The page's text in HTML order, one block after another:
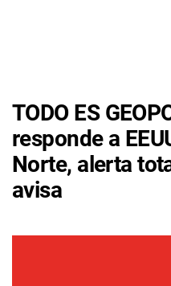
TODO ES
responde a
Norte, alerta
avisa